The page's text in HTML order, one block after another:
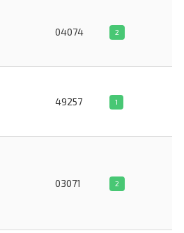
04074 2
49257 1
03071 2